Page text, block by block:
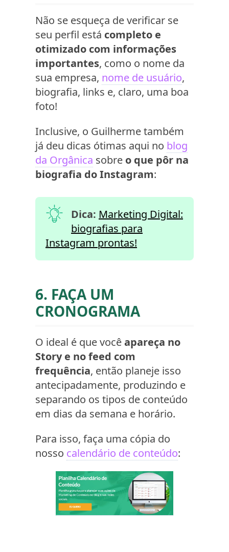
Não se esqueça de verificar se
seu perfil está completo e
otimizado com informações
importantes, como o nome da
sua empresa, nome de usuário,
biografia, links e, claro, uma boa
foto!
Inclusive, o Guilherme também
já deu dicas ótimas aqui no blog
da Orgânica sobre o que pôr na
biografia do Instagram:
Dica: Marketing Digital:
biografias para
Instagram prontas!
6. FAÇA UM
CRONOGRAMA
O ideal é que vocêapareça no
Story e no feed com
frequência, então planeje isso
antecipadamente, produzindo e
separando os tipos de conteúdo
em dias da semana e horário.
Para isso, faça uma cópia do
nosso calendário de conteúdo: